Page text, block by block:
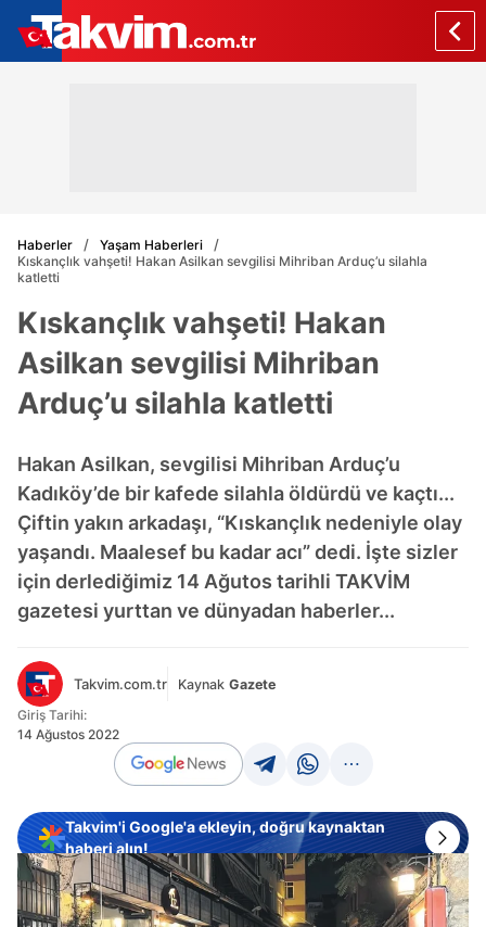
Haberler
Yaşam Haberleri
Kıskançlık vahşeti! Hakan Asilkan sevgilisi Mihriban Arduç’u silahla
katletti
Kıskançlık vahşeti! Hakan
Asilkan sevgilisi Mihriban
Arduç’u silahla katletti
Hakan Asilkan, sevgilisi Mihriban Arduç’u
Kadıköy’de bir kafede silahla öldürdü ve kaçtı...
Çiftin yakın arkadaşı, “Kıskançlık nedeniyle olay
yaşandı. Maalesef bu kadar acı” dedi. İşte sizler
için derlediğimiz 14 Ağutos tarihli TAKVİM
gazetesi yurttan ve dünyadan haberler...
Takvim.com.tr Kaynak Gazete
Giriş Tarihi:
14 Ağustos 2022
Takvim'i Google'a ekleyin, doğru kaynaktan
haberi alın!